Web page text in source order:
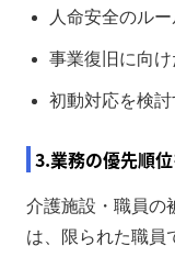
人命安全のル
事業復旧に向
初動対応を検討
3.業務の優先順
介護施設・職員の
は、限られた職員